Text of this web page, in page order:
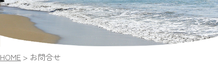
HOME > お問合せ